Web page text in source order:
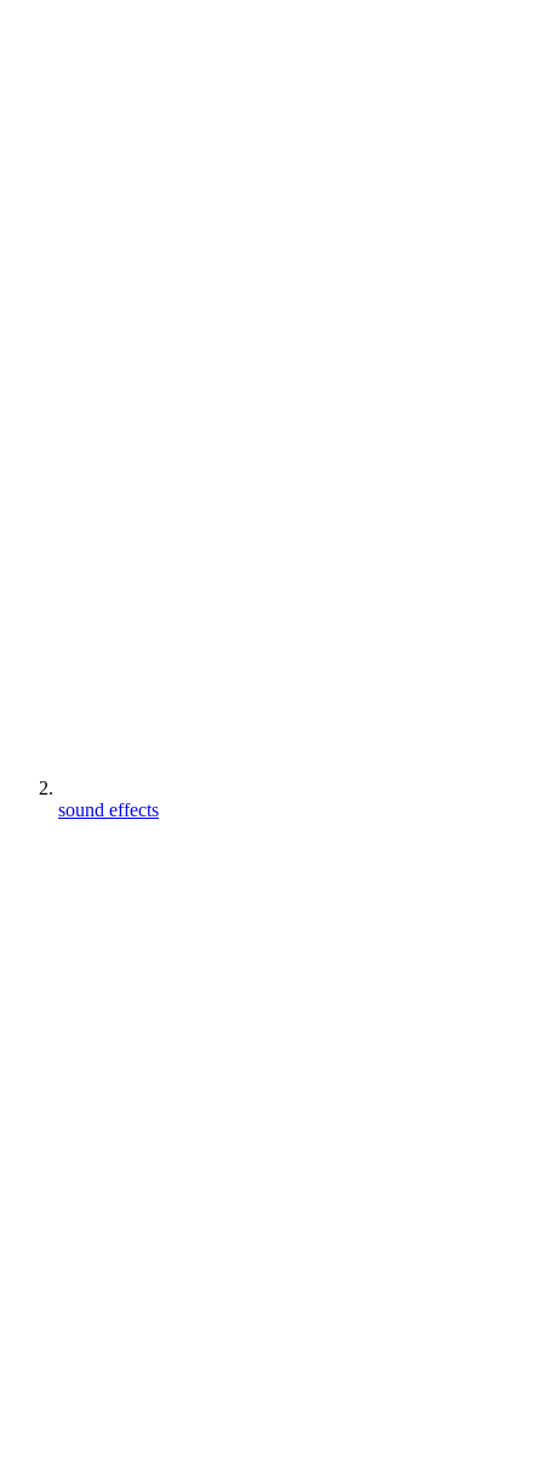
sound effects